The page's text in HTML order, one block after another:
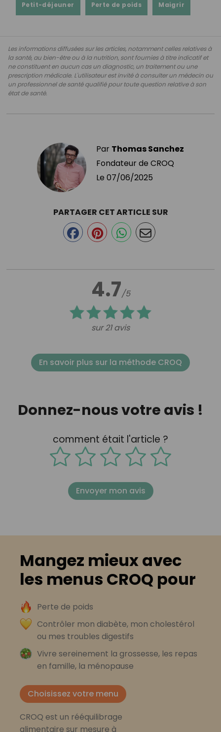
Petit-déjeuner Perte de poids Maigrir
Les informations diffusées sur les articles, notamment celles relatives à
la santé, au bien-être ou à la nutrition, sont fournies à titre indicatif et
ne constituent en aucun cas un diagnostic, un traitement ou une
prescription médicale. L'utilisateur est invité à consulter un médecin ou
un professionnel de santé qualifié pour toute question relative à son
état de santé.
Par Thomas Sanchez
Fondateur de CROQ
Le 07/06/2025
4.7/5
sur 21 avis
PARTAGER CET ARTICLE SUR
En savoir plus sur la méthode CROQ
Donnez-nous votre avis !
comment était l'article ?
Envoyer mon avis
Mangez mieux avec
les menus CROQ pour
Perte de poids
Contrôler mon diabète, mon cholestérol
ou mes troubles digestifs
Vivre sereinement la grossesse, les repas
en famille, la ménopause
Choisissez votre menu
CROQ est un rééquilibrage
alimentaire sur mesure à